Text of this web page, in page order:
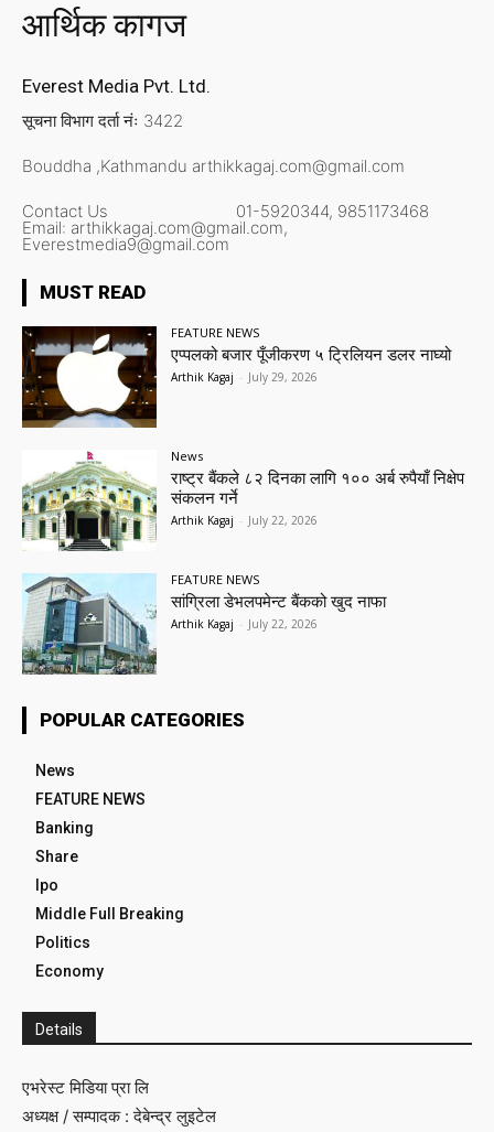
आर्थिक कागज
Everest Media Pvt. Ltd.
सूचना विभाग दर्ता नंः 3422
Bouddha ,Kathmandu arthikkagaj.com@gmail.com
Contact Us 01-5920344, 9851173468
Email: arthikkagaj.com@gmail.com,
Everestmedia9@gmail.com
MUST READ
FEATURE NEWS
एप्पलको बजार पूँजीकरण ५ ट्रिलियन डलर नाघ्यो
Arthik Kagaj - July 29, 2026
News
राष्ट्र बैंकले ८२ दिनका लागि १०० अर्ब रुपैयाँ निक्षेप
संकलन गर्ने
Arthik Kagaj - July 22, 2026
FEATURE NEWS
सांग्रिला डेभलपमेन्ट बैंकको खुद नाफा
Arthik Kagaj - July 22, 2026
POPULAR CATEGORIES
News
FEATURE NEWS
Banking
Share
Ipo
Middle Full Breaking
Politics
Economy
Details
एभरेस्ट मिडिया प्रा लि
अध्यक्ष / सम्पादक : देबेन्द्र लुइटेल